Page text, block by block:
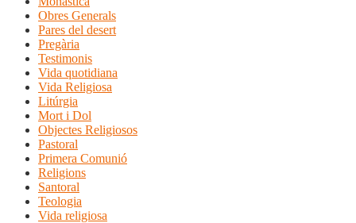
Obres Generals
Pares del desert
Pregària
Testimonis
Vida quotidiana
Vida Religiosa
Litúrgia
Mort i Dol
Objectes Religiosos
Pastoral
Primera Comunió
Religions
Santoral
Teologia
Vida religiosa